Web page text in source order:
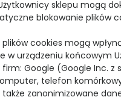
sklepu mogą
blokowanie plików
cookies mogą
w urządzeniu końcowym
Google (Google Inc. z
telefon
zanonimizowane